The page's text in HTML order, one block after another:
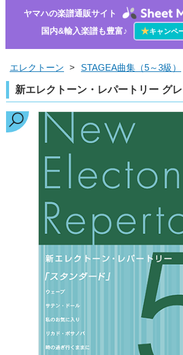
ヤマハの楽譜通販サイト
国内&輸入楽譜も豊富♪
★キャンペ
エレクトーン > STAGEA曲集（5～3級）
新エレクトーン・レパートリー グ